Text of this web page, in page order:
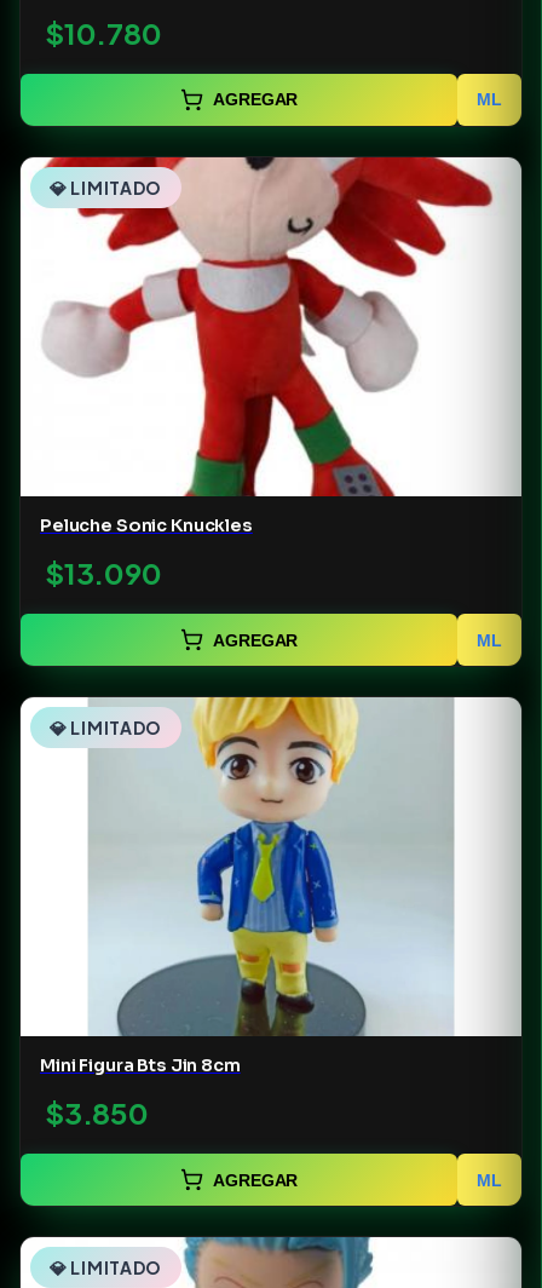
$10.780
AGREGAR ML
💎 LIMITADO
Peluche Sonic Knuckles
$13.090
AGREGAR ML
💎 LIMITADO
Mini Figura Bts Jin 8cm
$3.850
AGREGAR ML
💎 LIMITADO